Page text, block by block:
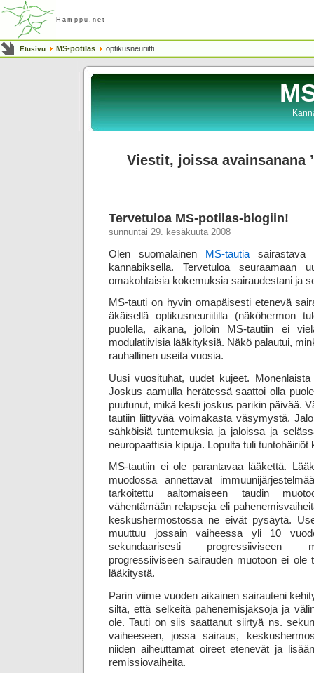
Hamppu.net
Etusivu MS-potilas optikusneuriitti
Viestit, joissa avainsanana
Tervetuloa MS-potilas-blogiin!
sunnuntai 29. kesäkuuta 2008
Olen suomalainen MS-tautiasairastava
kannabiksella. Tervetuloa seuraamaan
omakohtaisia kokemuksia sairaudestani ja
MS-tauti on hyvin omapäisesti etenevä
äkäisellä optikusneuriitilla (näköhermon
puolella, aikana, jolloin MS-tautiin ei
modulatiivisia lääkityksiä. Näkö palautui,
rauhallinen useita vuosia.
Uusi vuosituhat, uudet kujeet.
Joskus aamulla herätessä saattoi olla
puutunut, mikä kesti joskus parikin päivää.
tautiin liittyvää voimakasta väsymystä.
sähköisiä tuntemuksia ja jaloissa ja
neuropaattisia kipuja. Lopulta tuli tuntohäiriöt
MS-tautiin ei ole parantavaa lääkettä.
muodossa annettavat
tarkoitettu aaltomaiseen taudin
vähentämään relapseja eli
keskus­hermostossa ne eivät pysäytä.
muuttuu jossain vaiheessa yli 10
sekundaarisesti progressiiviseen
progressiiviseen sairauden muotoon ei ole
lääkitystä.
Parin viime vuoden aikainen sairauteni
siltä, että selkeitä pahenemisjaksoja ja
ole. Tauti on siis saattanut siirtyä ns.
vaiheeseen, jossa sairaus,
niiden aiheuttamat oireet etenevät ja
remissiovaiheita.